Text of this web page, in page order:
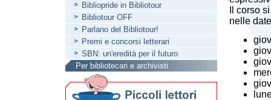
Il corso
nelle
Bibliopride in Bibliotour
Bibliotour OFF
Parlano del Bibliotour!
Premi e concorsi letterari
SBN: un'eredità per il futuro
Per bibliotecari e archivisti